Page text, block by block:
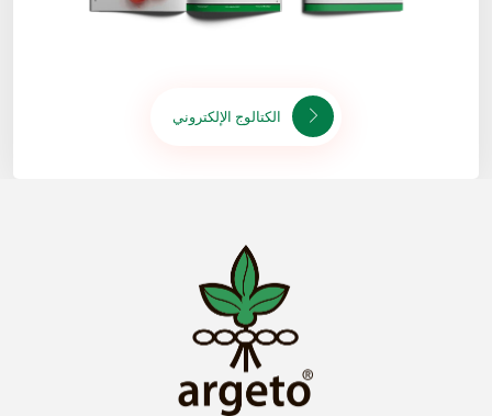
الكتالوج الإلكتروني